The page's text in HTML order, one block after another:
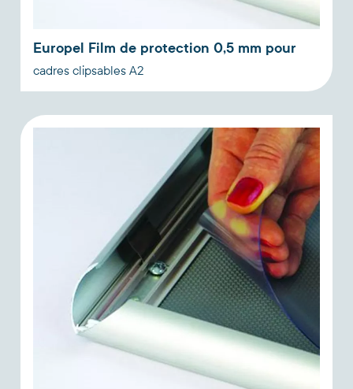
Europel Film de protection 0,5 mm pour
cadres clipsables A2